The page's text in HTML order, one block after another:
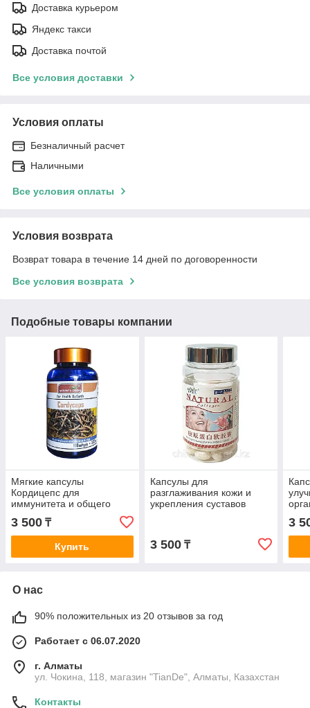
Доставка курьером
Яндекс такси
Доставка почтой
Все условия доставки
Условия оплаты
Безналичный расчет
Наличными
Все условия оплаты
Условия возврата
Возврат товара в течение 14 дней по договоренности
Все условия возврата
Подобные товары компании
Мягкие капсулы
Кордицепс для
иммунитета и общего
оздоровления
3 500 ₸
Купить
Капсулы для
разглаживания кожи и
укрепления суставов
3 500₸
3
О нас
90% положительных из 20 отзывов за год
Работает с 06.07.2020
г. Алматы
ул. Чокина, 118, магазин "TianDe", Алматы, Казахстан
Контакты